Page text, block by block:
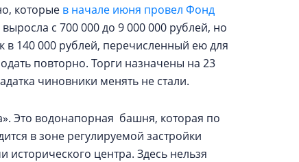
которые в начале июня провел Фонд
с 700 000 до 9 000 000 рублей, но
в 140 000 рублей, перечисленный ею для
повторно. Торги назначены на 23
чиновники менять не стали.
Это водонапорная башня, которая по
в зоне регулируемой застройки
центра. Здесь нельзя
Конкуренцию выиграют те
апарты, которые еще больше
приблизятся к гостиничному
уровню сервиса, уверены в УК
КЕЙПОРТ